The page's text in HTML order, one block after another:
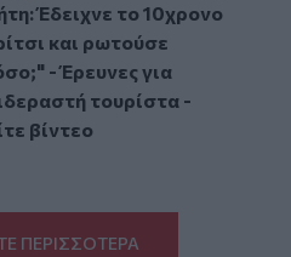
Έδειχνε το 10χρονο
και ρωτούσε
- Έρευνες για
τουρίστα -
βίντεο
ΠΕΡΙΣΣΟΤΕΡΑ